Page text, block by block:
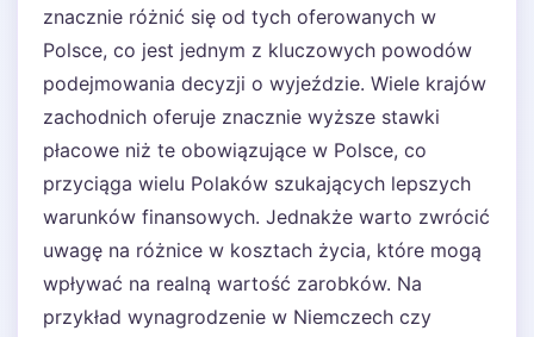
znacznie różnić się od tych oferowanych w
Polsce, co jest jednym z kluczowych powodów
podejmowania decyzji o wyjeździe. Wiele krajów
zachodnich oferuje znacznie wyższe stawki
płacowe niż te obowiązujące w Polsce, co
przyciąga wielu Polaków szukających lepszych
warunków finansowych. Jednakże warto zwrócić
uwagę na różnice w kosztach życia, które mogą
wpływać na realną wartość zarobków. Na
przykład wynagrodzenie w Niemczech czy